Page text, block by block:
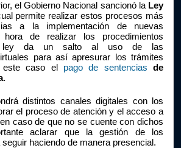
el Gobierno Nacional sancionó la Ley
permite realizar estos procesos más
a la implementación de nuevas
de realizar los procedimientos
ley da un salto al uso de las
para así apresurar los trámites
este caso el pago de sentencias de
distintos canales digitales con los
el proceso de atención y el acceso a
caso de que no se cuente con dichos
aclarar que la gestión de los
haciendo de manera presencial.